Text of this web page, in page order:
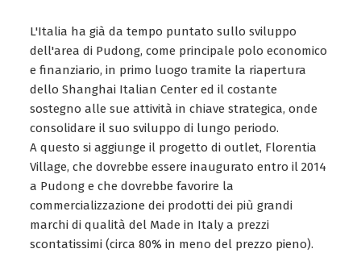
L'Italia ha già da tempo puntato sullo sviluppo
dell'area di Pudong, come principale polo economico
e finanziario, in primo luogo tramite la riapertura
dello Shanghai Italian Center ed il costante
sostegno alle sue attività in chiave strategica, onde
consolidare il suo sviluppo di lungo periodo.
A questo si aggiunge il progetto di outlet, Florentia
Village, che dovrebbe essere inaugurato entro il 2014
a Pudong e che dovrebbe favorire la
commercializzazione dei prodotti dei più grandi
marchi di qualità del Made in Italy a prezzi
scontatissimi (circa 80% in meno del prezzo pieno).